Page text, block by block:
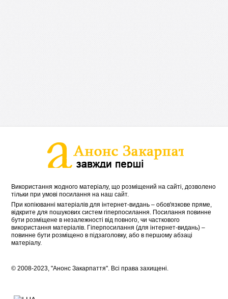
Використання жодного матеріалу, що розміщений на сайті, дозволено
тільки при умові посилання на наш сайт.
При копіюванні матеріалів для інтернет-видань – обов'язкове пряме,
відкрите для пошукових систем гіперпосилання. Посилання повинне
бути розміщене в незалежності від повного, чи часткового
використання матеріалів. Гіперпосилання (для інтернет-видань) –
повинне бути розміщено в підзаголовку, або в першому абзаці
матеріалу.
© 2008-2023, "Анонс Закарпаття". Всі права захищені.